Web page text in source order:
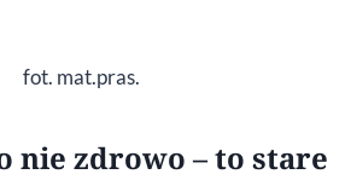
fot. mat.pras.
nie zdrowo – to stare